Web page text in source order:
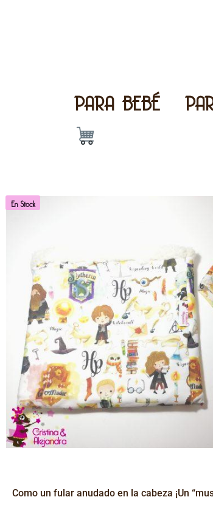
PARA BEBÉ
En Stock
Como un fular anudado en la cabeza ¡Un